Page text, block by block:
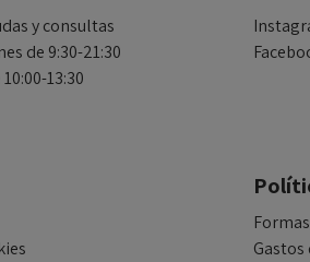
y consultas
de 9:30-21:30
13:30
Gastos